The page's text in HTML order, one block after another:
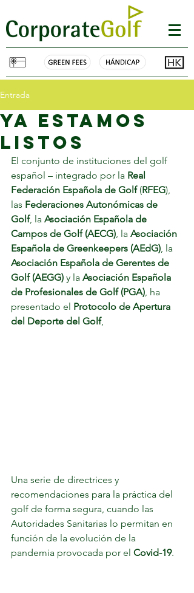
Entrada
ya estamos
listos
El conjunto de instituciones del golf
español – integrado por la Real
Federación Española de Golf (RFEG),
las Federaciones Autonómicas de
Golf, la Asociación Española de
Campos de Golf (AECG), la Asociación
Española de Greenkeepers (AEdG), la
Asociación Española de Gerentes de
Golf (AEGG) y la Asociación Española
de Profesionales de Golf (PGA), ha
presentado el Protocolo de Apertura
del Deporte del Golf,
Una serie de directrices y
recomendaciones para la práctica del
golf de forma segura, cuando las
Autoridades Sanitarias lo permitan en
función de la evolución de la
pandemia provocada por el Covid-19.